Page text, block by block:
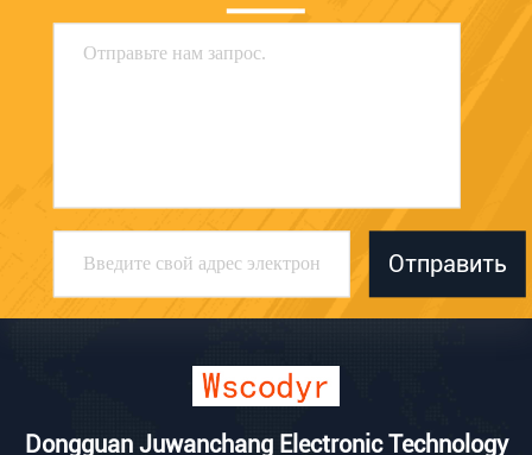
Отправить
Dongguan Juwanchang Electronic Technology